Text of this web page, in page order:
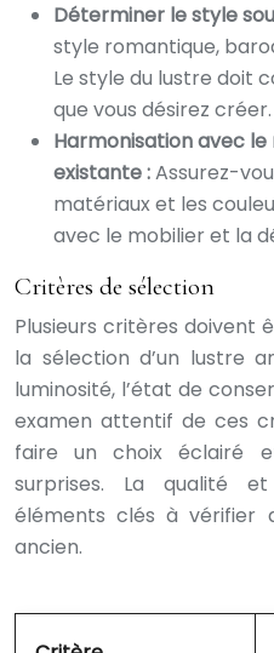
Déterminer le style
style romantique,
Le style du lustre doit
que vous désirez créer.
Harmonisation avec
existante :Assurez-
matériaux et les
avec le mobilier et la
Critères de sélection
Plusieurs critères doivent
la sélection d’un lustre
luminosité, l’état de
examen attentif de ces
faire un choix éclairé
surprises. La qualité
éléments clés à vérifier
ancien.